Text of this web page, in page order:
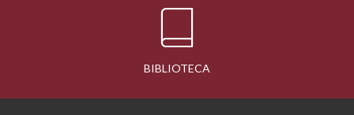
BIBLIOTECA